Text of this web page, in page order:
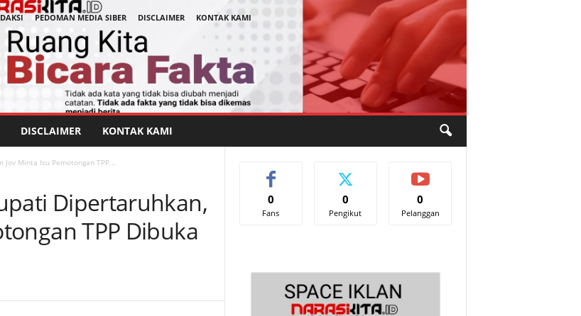
PEDOMAN MEDIA SIBER DISCLAIMER
KONTAK KAMI
DISCLAIMER KONTAK KAMI
Jov Minta Isu Pemotongan TPP...
Dipertaruhkan,
TPP Dibuka
0
Fans
0
Pengikut
0
Pelanggan